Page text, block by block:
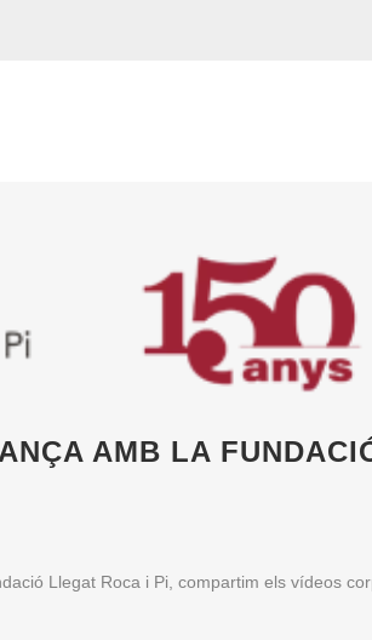
AMB LA
Llegat Roca i Pi, compartim els vídeos